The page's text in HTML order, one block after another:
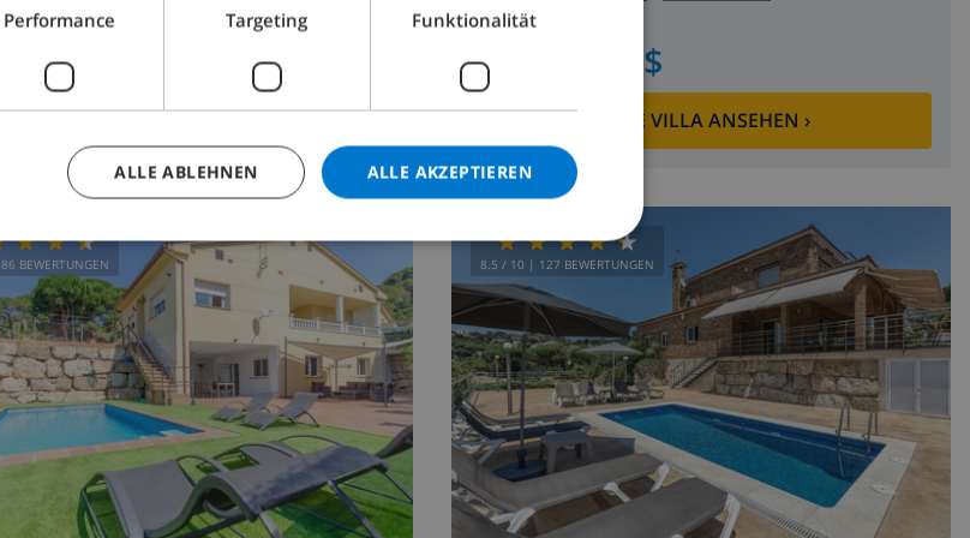
201,03 $
DIESE VILLA ANSEHEN›
Tag 234,54 $
DIESE VILLA ANSEHEN ›
86 BEWERTUNGEN 8.5 / 10 | 127 BEWERTUNGEN
GERMAN
NORWEGIAN
Performance Targeting Funktionalität
ALLE AKZEPTIEREN
ALLE ABLEHNEN